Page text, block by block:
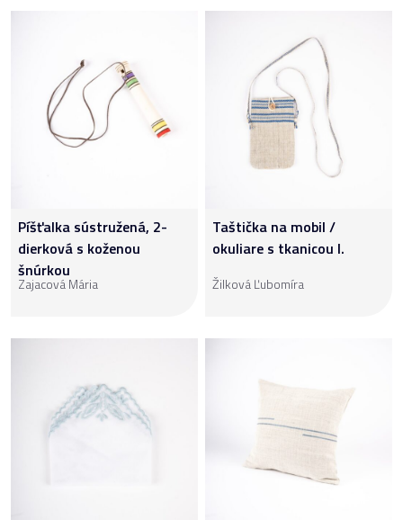
Píšťalka sústružená, 2-
dierková s koženou
šnúrkou
Zajacová Mária
Taštička na mobil /
okuliare s tkanicou I.
Žilková Ľubomíra